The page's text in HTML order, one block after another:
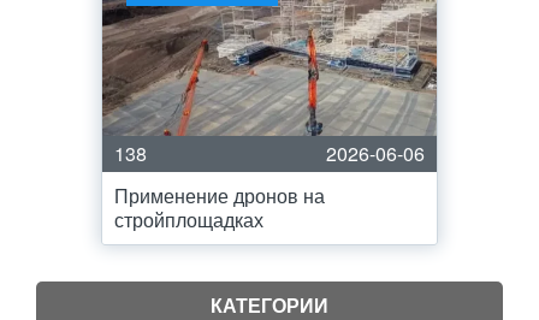
138
2026-06-06
Применение дронов на
стройплощадках
КАТЕГОРИИ